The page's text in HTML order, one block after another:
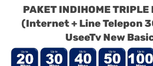
PAKET INDIHOME TRIPLE
(Internet + Line Telepon
UseeTv New